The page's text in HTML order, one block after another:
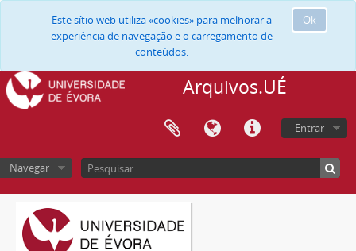
Ok
Este sítio web utiliza «cookies» para melhorar a
experiência de navegação e o carregamento de
conteúdos.
Arquivos.UÉ
Entrar
Navegar